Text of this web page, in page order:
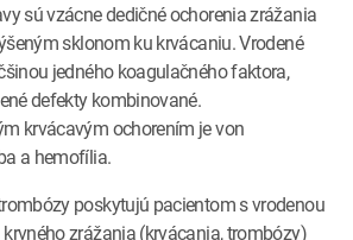
sú vzácne dedičné ochorenia zrážania
sklonom ku krvácaniu. Vrodené
jedného koagulačného faktora,
defekty kombinované.
krvácavým ochorením je von
a hemofília.
poskytujú pacientom s vrodenou
zrážania (krvácania, trombózy)